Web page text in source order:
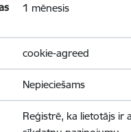
1 mēnesis
cookie-agreed
Nepieciešams
Reģistrē, ka lietotājs ir